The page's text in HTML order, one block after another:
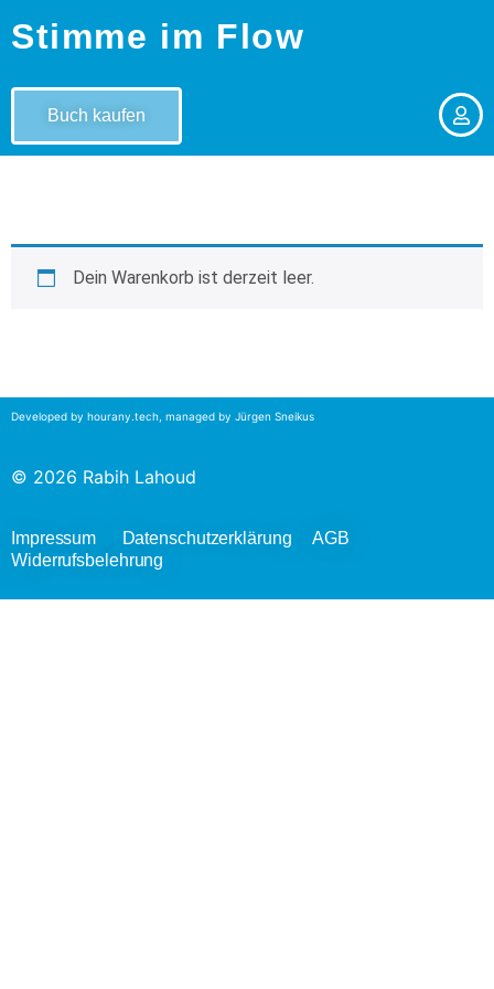
Stimme im Flow
Buch kaufen
Dein Warenkorb ist derzeit leer.
Developed by hourany.tech , managed by Jürgen Sneikus
© 2026 Rabih Lahoud
Impressum Datenschutzerklärung
AGB
Widerrufsbelehrung